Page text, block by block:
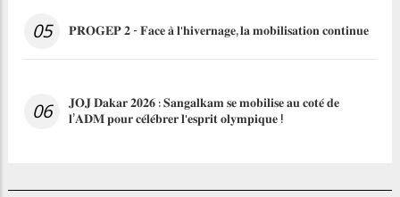
05 𝐏𝐑𝐎𝐆𝐄𝐏 𝟐 - 𝐅𝐚𝐜𝐞 𝐚̀ 𝐥'𝐡𝐢𝐯𝐞𝐫𝐧𝐚𝐠𝐞, 𝐥𝐚 𝐦𝐨𝐛𝐢𝐥𝐢𝐬𝐚𝐭𝐢𝐨𝐧 𝐜𝐨𝐧𝐭𝐢𝐧𝐮𝐞
06 𝐉𝐎𝐉 𝐃𝐚𝐤𝐚𝐫 𝟐𝟎𝟐𝟔 : 𝐒𝐚𝐧𝐠𝐚𝐥𝐤𝐚𝐦 𝐬𝐞 𝐦𝐨𝐛𝐢𝐥𝐢𝐬𝐞 𝐚𝐮 𝐜𝐨𝐭𝐞́ 𝐝𝐞
𝐥’𝐀𝐃𝐌 𝐩𝐨𝐮𝐫 𝐜𝐞́𝐥𝐞́𝐛𝐫𝐞𝐫 𝐥'𝐞𝐬𝐩𝐫𝐢𝐭 𝐨𝐥𝐲𝐦𝐩𝐢𝐪𝐮𝐞 !